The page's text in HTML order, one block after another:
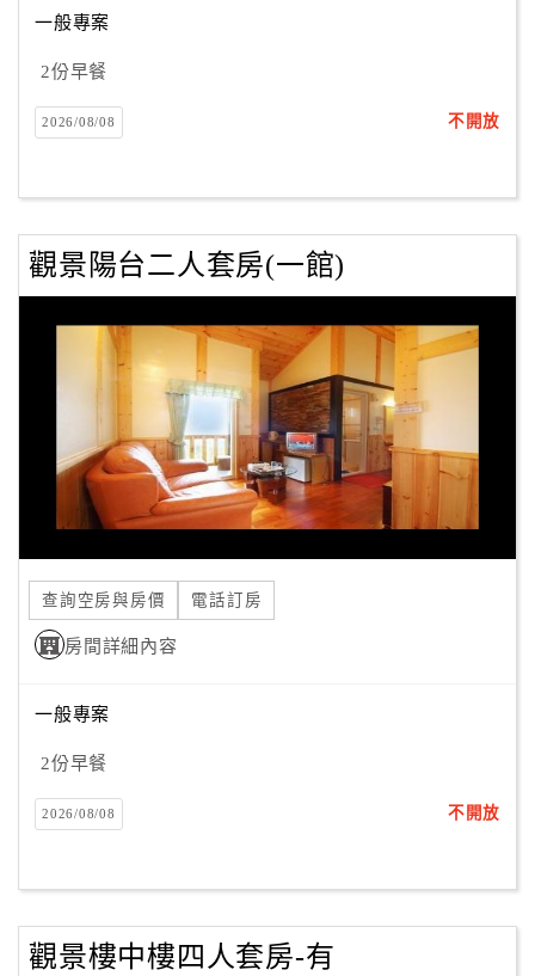
合
提
案
飯
合
作
伴
計
劃
宣
一般專案
2份早餐
2026/08/08 不開放
觀景陽台二人套房(一館)
查詢空房與房價 電話訂房
房間詳細內容
一般專案
2份早餐
2026/08/08 不開放
觀景樓中樓四人套房-有